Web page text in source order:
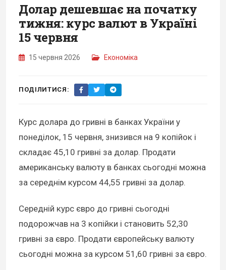
Долар дешевшає на початку
тижня: курс валют в Україні
15 червня
15 червня 2026 Економіка
ПОДІЛИТИСЯ:
Курс долара до гривні в банках України у
понеділок, 15 червня, знизився на 9 копійок і
складає 45,10 гривні за долар. Продати
американську валюту в банках сьогодні можна
за середнім курсом 44,55 гривні за долар.
Середній курс євро до гривні сьогодні
подорожчав на 3 копійки і становить 52,30
гривні за євро. Продати європейську валюту
сьогодні можна за курсом 51,60 гривні за євро.